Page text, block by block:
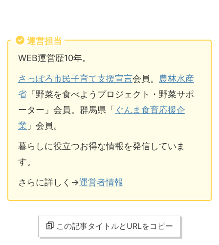
運営担当
WEB運営歴10年。
さっぽろ市民子育て支援宣言会員。 農林水産
省 「野菜を食べようプロジェクト・野菜サポ
ーター」会員。群馬県「 ぐんま食育応援企
業 」会員。
暮らしに役立つお得な情報を発信していま
す。
さらに詳しく→運営者情報
この記事タイトルとURLをコピー